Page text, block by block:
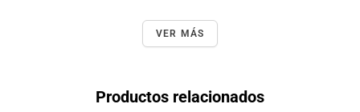
VER MÁS
Productos relacionados